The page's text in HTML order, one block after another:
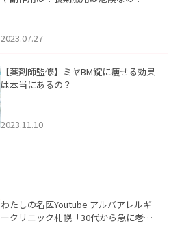
2023.07.27
【薬剤師監修】ミヤBM錠に痩せる効果
は本当にあるの？
2023.11.10
わたしの名医Youtube アルバアレルギ
ークリニック札幌「30代から急に老け